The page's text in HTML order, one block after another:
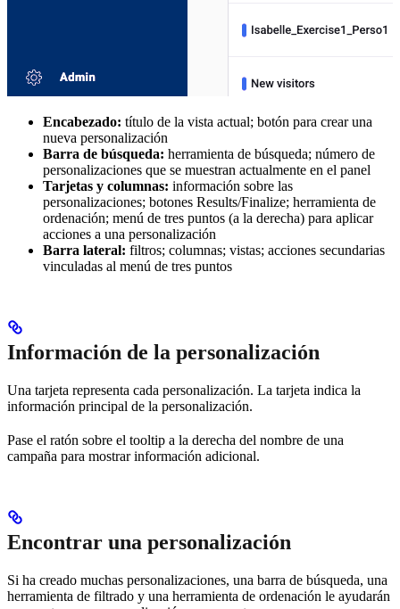
Encabezado: título de la vista actual; botón para crear una
nueva personalización
Barra de búsqueda: herramienta de búsqueda; número de
personalizaciones que se muestran actualmente en el panel
Tarjetas y columnas: información sobre las
personalizaciones; botones Results/Finalize; herramienta de
ordenación; menú de tres puntos (a la derecha) para aplicar
acciones a una personalización
Barra lateral: filtros; columnas; vistas; acciones secundarias
vinculadas al menú de tres puntos
Información de la personalización
Una tarjeta representa cada personalización. La tarjeta indica la
información principal de la personalización.
Pase el ratón sobre el tooltip a la derecha del nombre de una
campaña para mostrar información adicional.
Encontrar una personalización
Si ha creado muchas personalizaciones, una barra de búsqueda, una
herramienta de filtrado y una herramienta de ordenación le ayudarán